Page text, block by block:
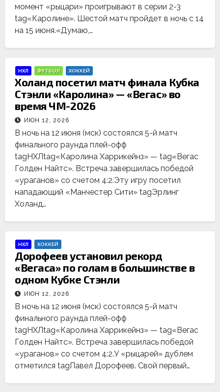
момент «рыцари» проигрывают в серии 2-3
tag«Каролине». Шестой матч пройдет в ночь с 14
на 15 июня.«Думаю,…
НХЛ ФУТБОЛ ХОККЕЙ
Холанд посетил матч финала Кубка
Стэнли «Каролина» — «Вегас» во
время ЧМ-2026
ИЮН 12, 2026
В ночь на 12 июня (мск) состоялся 5-й матч
финального раунда плей-офф
tagНХЛtag«Каролина Харрикейнз» — tag«Вегас
Голден Найтс». Встреча завершилась победой
«ураганов» со счетом 4:2.Эту игру посетил
нападающий «Манчестер Сити» tagЭрлинг
Холанд…
НХЛ ХОККЕЙ
Дорофеев установил рекорд
«Вегаса» по голам в большинстве в
одном Кубке Стэнли
ИЮН 12, 2026
В ночь на 12 июня (мск) состоялся 5-й матч
финального раунда плей-офф
tagНХЛtag«Каролина Харрикейнз» — tag«Вегас
Голден Найтс». Встреча завершилась победой
«ураганов» со счетом 4:2.У «рыцарей» дублем
отметился tagПавел Дорофеев. Свой первый…